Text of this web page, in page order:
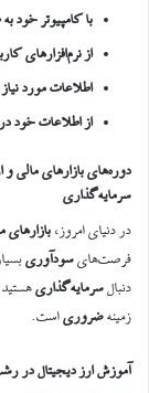
با کامپیوتر خود
از نرم‌افزارهای
اطلاعات مورد
از اطلاعات خود
دوره‌های بازارهای مالی و
سرمایه‌گذاری
در دنیای امروز، بازارهای
فرصت‌هایسودآوری
دنبالسرمایه‌گذاری
زمینهضروریاست.
آموزش ارز دیجیتال در